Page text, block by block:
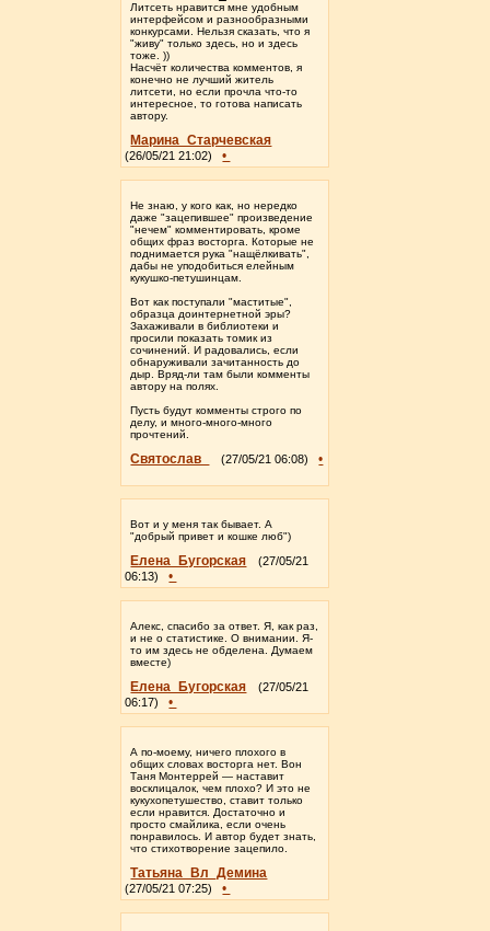
Литсеть нравится мне удобным
интерфейсом и разнообразными
конкурсами. Нельзя сказать, что я
"живу" только здесь, но и здесь
тоже. ))
Насчёт количества комментов, я
конечно не лучший житель
литсети, но если прочла что-то
интересное, то готова написать
автору.
Марина_Старчевская
(26/05/21 21:02) •
Не знаю, у кого как, но нередко
даже "зацепившее" произведение
"нечем" комментировать, кроме
общих фраз восторга. Которые не
поднимается рука "нащёлкивать",
дабы не уподобиться елейным
кукушко-петушинцам.
Вот как поступали "маститые",
образца доинтернетной эры?
Захаживали в библиотеки и
просили показать томик из
сочинений. И радовались, если
обнаруживали зачитанность до
дыр. Вряд-ли там были комменты
автору на полях.
Пусть будут комменты строго по
делу, и много-много-много
прочтений.
Святослав_ (27/05/21 06:08) •
Вот и у меня так бывает. А
"добрый привет и кошке люб")
Елена_Бугорская
(27/05/21
06:13)
•
Алекс, спасибо за ответ. Я, как раз,
и не о статистике. О внимании. Я-
то им здесь не обделена. Думаем
вместе)
Елена_Бугорская
(27/05/21
06:17)
•
А по-моему, ничего плохого в
общих словах восторга нет. Вон
Таня Монтеррей — наставит
восклицалок, чем плохо? И это не
кукухопетушество, ставит только
если нравится. Достаточно и
просто смайлика, если очень
понравилось. И автор будет знать,
что стихотворение зацепило.
Татьяна_Вл_Демина
(27/05/21 07:25) •